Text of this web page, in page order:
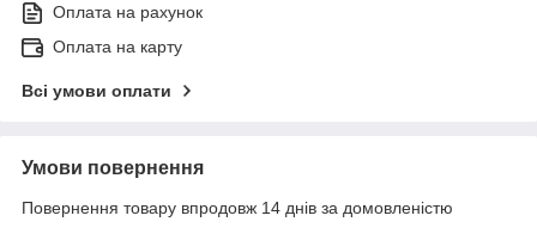
Оплата на рахунок
Оплата на карту
Всі умови оплати
Умови повернення
Повернення товару впродовж 14 днів за домовленістю